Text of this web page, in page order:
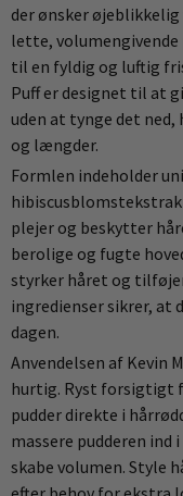
der ønsker
lette,
til en fyldig og luftig
Puff er designet til at
uden at tynge det
og længder.
Formlen indeholder
plejer og beskytter
berolige og fugte
styrker håret og
ingredienser sikrer, at
dagen.
Anvendelsen af Kevin
hurtig. Ryst forsigtigt
pudder direkte i
massere pudderen
skabe volumen. Style